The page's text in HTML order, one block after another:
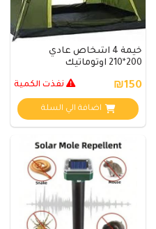
خيمة 4 اشخاص عادي
200*210 اوتوماتيك
₪150 نفذت الكمية
اضافة الي السلة